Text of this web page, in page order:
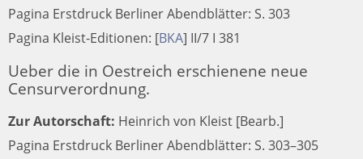
Pagina Erstdruck Berliner Abendblätter: S. 303
Pagina Kleist-Editionen: [BKA] II/7 I 381
Ueber die in Oestreich erschienene neue
Censurverordnung.
Zur Autorschaft: Heinrich von Kleist [Bearb.]
Pagina Erstdruck Berliner Abendblätter: S. 303–305